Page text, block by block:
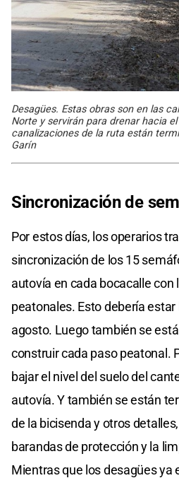
Desagües. Estas obras son en las
Norte y servirán para drenar hacia
canalizaciones de la ruta están
Garín
Sincronización de
Por estos días, los operarios
sincronización de los 15
autovía en cada bocacalle
peatonales. Esto debería
agosto. Luego también se
construir cada paso peatonal.
bajar el nivel del suelo del
autovía. Y también se están
de la bicisenda y otros
barandas de protección y la
Mientras que los desagües ya